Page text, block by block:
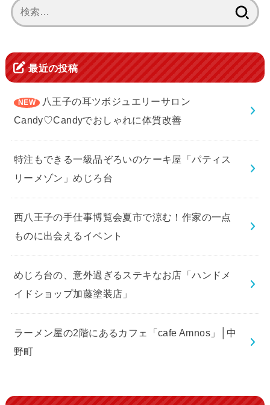
索:
最近の投稿
八王子の耳ツボジュエリーサロン
Candy♡Candyでおしゃれに体質改善
特注もできる一級品ぞろいのケーキ屋「パティス
リーメゾン」めじろ台
西八王子の手仕事博覧会夏市で涼む！作家の一点
ものに出会えるイベント
めじろ台の、意外過ぎるステキなお店「ハンドメ
イドショップ加藤塗装店」
ラーメン屋の2階にあるカフェ「cafe Amnos」│中
野町